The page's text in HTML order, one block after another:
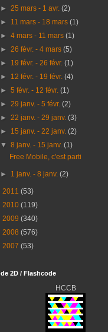
►25 mars - 1 avr.(2)
► 11 mars - 18 mars(1)
►4 mars - 11 mars(1)
►26 févr. - 4 mars(5)
► 19 févr. - 26 févr.(1)
► 12 févr. - 19 févr.(4)
►5 févr. - 12 févr.(1)
►29 janv. - 5 févr.(2)
►22 janv. - 29 janv.(3)
► 15 janv. - 22 janv.(2)
▼8 janv. - 15 janv.(1)
Free Mobile, c'est parti
► 1 janv. - 8 janv.(2)
2011 (53)
2010 (119)
2009 (340)
2008 (576)
2007 (53)
2D / Flashcode
HCCB